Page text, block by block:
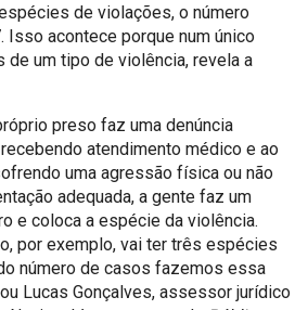
de violações, o número
Isso acontece porque num único
de um tipo de violência, revela a
preso faz uma denúncia
atendimento médico e ao
uma agressão física ou não
adequada, a gente faz um
e coloca a espécie da violência.
por exemplo, vai ter três espécies
número de casos fazemos essa
Lucas Gonçalves, assessor jurídico